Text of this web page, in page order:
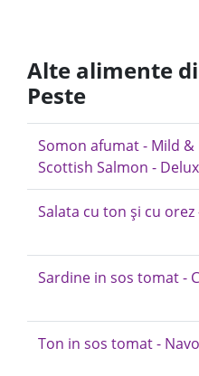
Alte alimente
Peste
Somon afumat - Mild &
Scottish Salmon -
Salata cu ton și cu orez
Sardine in sos tomat -
Ton in sos tomat -